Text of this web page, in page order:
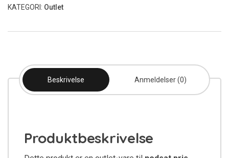
KATEGORI: Outlet
Beskrivelse Anmeldelser (0)
Produktbeskrivelse